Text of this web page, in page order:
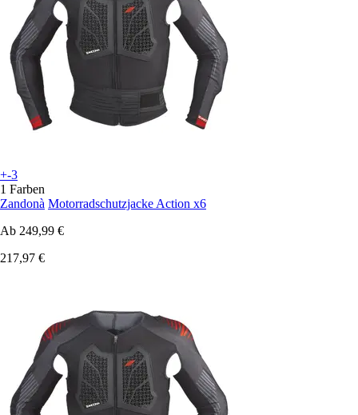
+-3
1 Farben
Zandonà Motorradschutzjacke Action x6
Ab 249,99 €
217,97 €